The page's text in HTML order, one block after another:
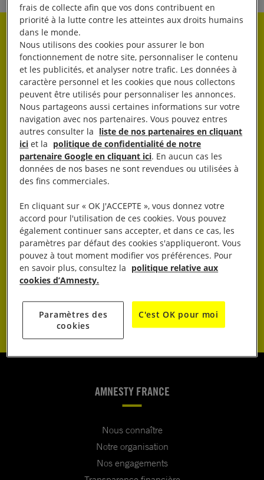
Rester informé·e
Abonnez-vous à notre newsletter hebdo.
OK
J’AGIS
JE DONNE
JE M’ENGAGE
AMNESTY FRANCE
Nous connaître
Notre organisation
Nos engagements
frais de collecte afin que vos dons contribuent en
priorité à la lutte contre les atteintes aux droits humains
dans le monde.
Nous utilisons des cookies pour assurer le bon
fonctionnement de notre site, personnaliser le contenu
et les publicités, et analyser notre trafic. Les données à
caractère personnel et les cookies que nous collectons
peuvent être utilisés pour personnaliser les annonces.
Nous partageons aussi certaines informations sur votre
navigation avec nos partenaires. Vous pouvez entres
autres consulter la liste de nos partenaires en cliquant
ici et la politique de confidentialité de notre
partenaire Google en cliquant ici. En aucun cas les
données de nos bases ne sont revendues ou utilisées à
des fins commerciales.
En cliquant sur « OK J'ACCEPTE », vous donnez votre
accord pour l'utilisation de ces cookies. Vous pouvez
également continuer sans accepter, et dans ce cas, les
paramètres par défaut des cookies s'appliqueront. Vous
pouvez à tout moment modifier vos préférences. Pour
en savoir plus, consultez la politique relative aux
cookies d’Amnesty.
Paramètres des
cookies
C'est OK pour moi